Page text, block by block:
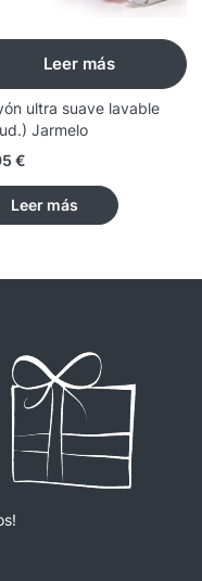
Leer más
ultra suave lavable
Jarmelo
€
Leer más